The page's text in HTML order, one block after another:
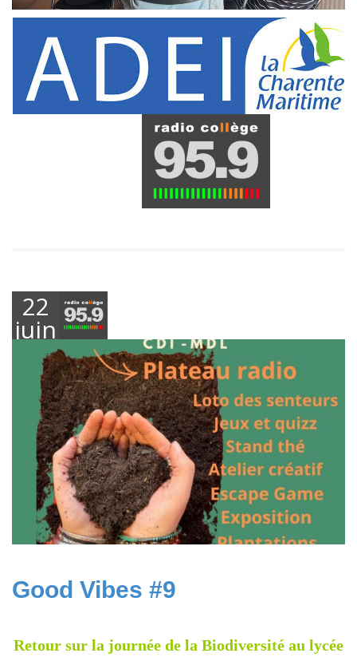
22
juin
2026
Good Vibes #9
Retour sur la journée de la Biodiversité au lycée